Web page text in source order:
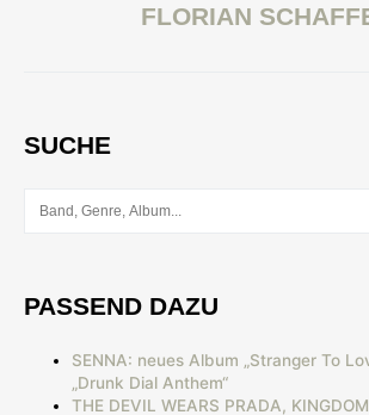
FLORIAN
SUCHE
PASSEND DAZU
SENNA: neues Album „Stranger To
„Drunk Dial Anthem“
THE DEVIL WEARS PRADA,